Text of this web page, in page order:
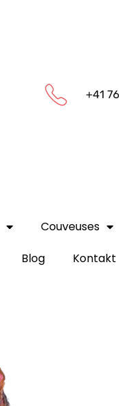
+41
Couveuses
Blog Kontakt